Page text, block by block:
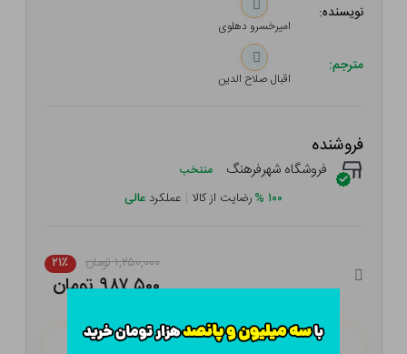
نویسنده:
امیرخسرو دهلوی
مترجم:
اقبال صلاح الدین
فروشنده
فروشگاه شهرفرهنگ منتخب
۱۰۰ %رضایت از کالا | عملکرد عالی
۱,۲۵۰,۰۰۰ تومان ۲۱٪
۹۸۷,۵۰۰ تومان